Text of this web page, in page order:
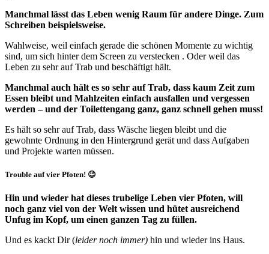
Manchmal lässt das Leben wenig Raum für andere Dinge. Zum
Schreiben beispielsweise.
Wahlweise, weil einfach gerade die schönen Momente zu wichtig
sind, um sich hinter dem Screen zu verstecken . Oder weil das
Leben zu sehr auf Trab und beschäftigt hält.
Manchmal auch hält es so sehr auf Trab, dass kaum Zeit zum
Essen bleibt und Mahlzeiten einfach ausfallen und vergessen
werden – und der Toilettengang ganz, ganz schnell gehen muss!
Es hält so sehr auf Trab, dass Wäsche liegen bleibt und die
gewohnte Ordnung in den Hintergrund gerät und dass Aufgaben
und Projekte warten müssen.
Trouble auf vier Pfoten! 😉
Hin und wieder hat dieses trubelige Leben vier Pfoten, will
noch ganz viel von der Welt wissen und hütet ausreichend
Unfug im Kopf, um einen ganzen Tag zu füllen.
Und es kackt Dir (leider noch immer) hin und wieder ins Haus.